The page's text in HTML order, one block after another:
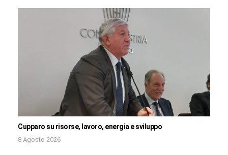
Cupparo su risorse, lavoro, energia e sviluppo
8 Agosto 2026